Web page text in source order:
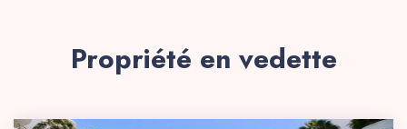
Propriété en vedette